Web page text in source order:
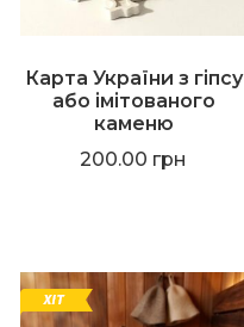
Карта України з гіпсу
або імітованого
каменю
200.00 грн